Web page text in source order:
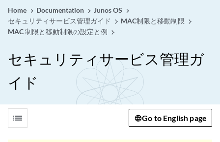
Home Documentation
Junos OS
セキュリティサービス管理ガイド
MAC制限と移動制限
MAC 制限と移動制限の設定と例
セキュリティサービス管理ガ
イド
list Go to English page